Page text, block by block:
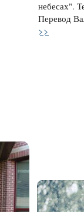
небесах".
Перевод
>>